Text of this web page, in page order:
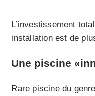
L’investissement
installation est de
Une piscine
Rare piscine du